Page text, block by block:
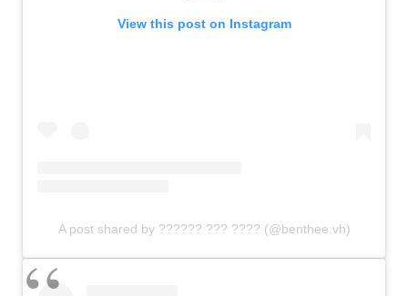
View this post on Instagram
A post shared by ?????? ??? ???? (@benthee.vh)